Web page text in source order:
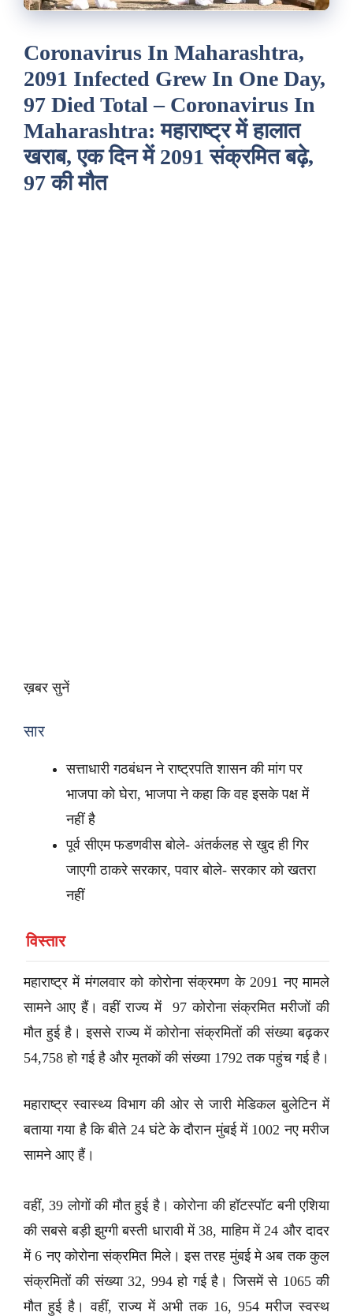
Coronavirus In Maharashtra,
2091 Infected Grew In One Day,
97 Died Total – Coronavirus In
Maharashtra: महाराष्ट्र में हालात
खराब, एक दिन में 2091 संक्रमित बढ़े,
97 की मौत
ख़बर सुनें
सार
सत्ताधारी गठबंधन ने राष्ट्रपति शासन की मांग पर
भाजपा को घेरा, भाजपा ने कहा कि वह इसके पक्ष में
नहीं है
पूर्व सीएम फडणवीस बोले- अंतर्कलह से खुद ही गिर
जाएगी ठाकरे सरकार, पवार बोले- सरकार को खतरा
नहीं
विस्तार
महाराष्ट्र में मंगलवार को कोरोना संक्रमण के 2091 नए मामले
सामने आए हैं। वहीं राज्य में 97 कोरोना संक्रमित मरीजों की
मौत हुई है। इससे राज्य में कोरोना संक्रमितों की संख्या बढ़कर
54,758 हो गई है और मृतकों की संख्या 1792 तक पहुंच गई है।
महाराष्ट्र स्वास्थ्य विभाग की ओर से जारी मेडिकल बुलेटिन में
बताया गया है कि बीते 24 घंटे के दौरान मुंबई में 1002 नए मरीज
सामने आए हैं।
वहीं, 39 लोगों की मौत हुई है। कोरोना की हॉटस्पॉट बनी एशिया
की सबसे बड़ी झुग्गी बस्ती धारावी में 38, माहिम में 24 और दादर
में 6 नए कोरोना संक्रमित मिले। इस तरह मुंबई मे अब तक कुल
संक्रमितों की संख्या 32, 994 हो गई है। जिसमें से 1065 की
मौत हुई है। वहीं, राज्य में अभी तक 16, 954 मरीज स्वस्थ